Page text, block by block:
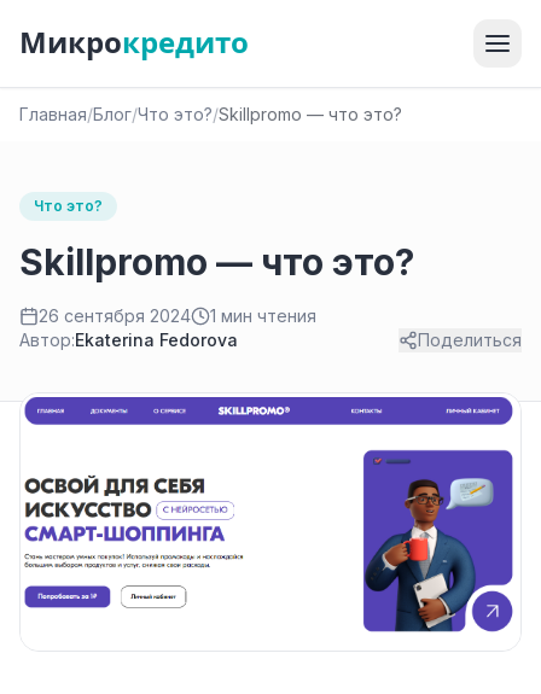
Микрокредито
Главная/Блог/Что это?/Skillpromo — что это?
Что это?
Skillpromo — что это?
26 сентября 2024
1 мин чтения
Автор:Ekaterina Fedorova Поделиться